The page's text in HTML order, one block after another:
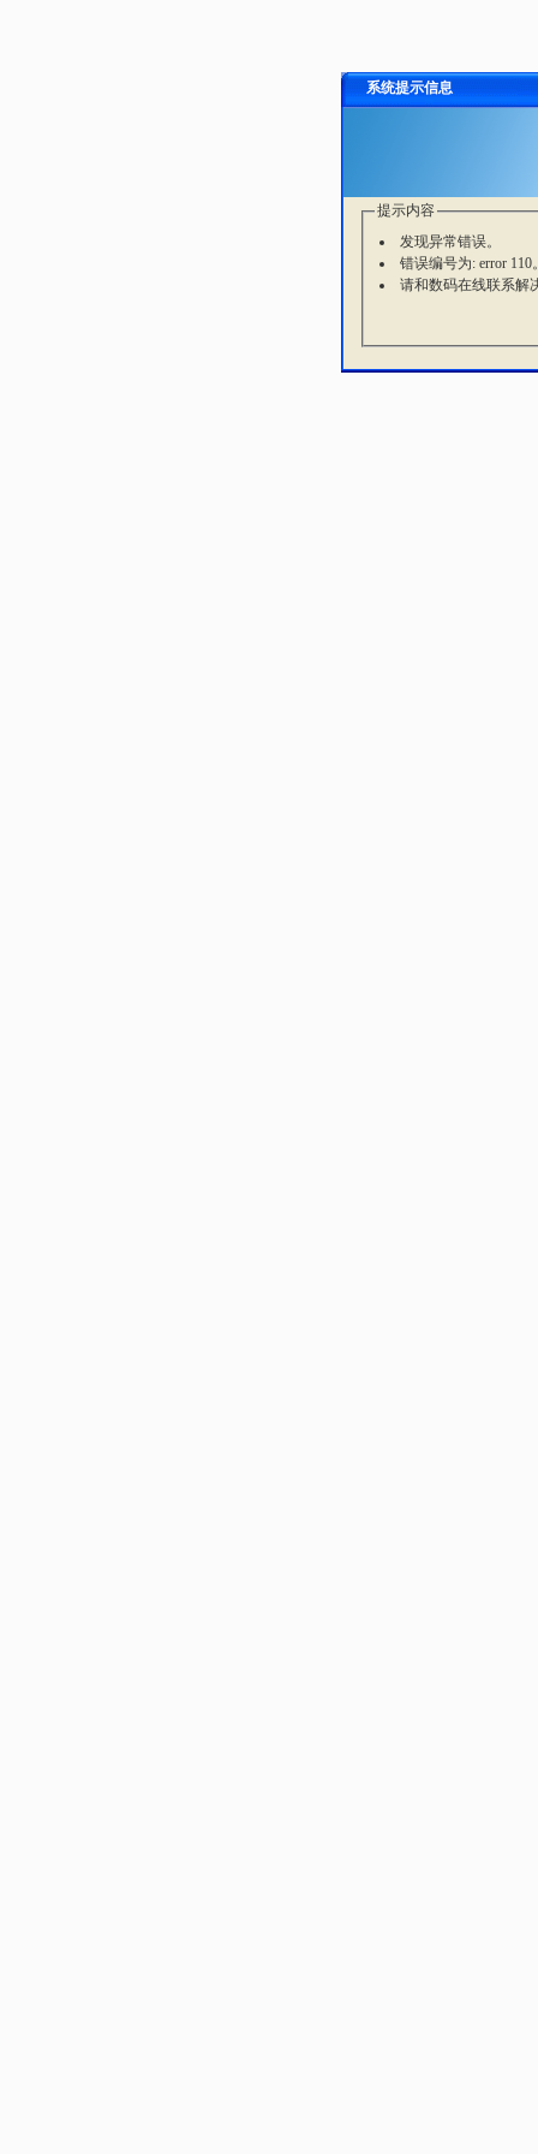
系统提示信息
提示内容
发现异常错误。
错误编号为: error 110
请和数码在线联系解